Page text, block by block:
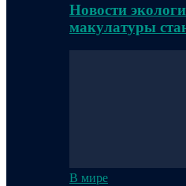
Новости
макулатуры
В мире